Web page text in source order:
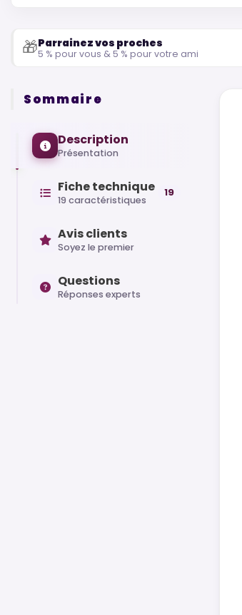
🎁Parrainez vos proches
5 % pour vous & 5 % pour votre ami
Sommaire
Description
Présentation
Fiche technique
19 caractéristiques
19
Avis clients
Soyez le premier
Questions
Réponses experts